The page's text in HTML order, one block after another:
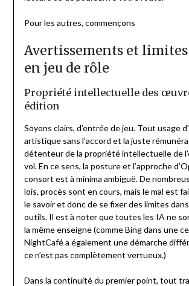
Pour les autres, commençons
Avertissements et limites
en jeu de rôle
Propriété intellectuelle des
édition
Soyons clairs, d’entrée de jeu. Tout usage
artistique sans l’accord et la juste
détenteur de la propriété intellectuelle de
vol. En ce sens, la posture et l’approche
consort est à minima ambiguë. De
lois, procès sont en cours, mais le mal est
le savoir et donc de se fixer des limites dans
outils. Il est à noter que toutes les IA ne
la même enseigne (comme Bing dans une
NightCafé a également une démarche
ce n’est pas complètement vertueux.)
Dans la continuité du premier point, tout